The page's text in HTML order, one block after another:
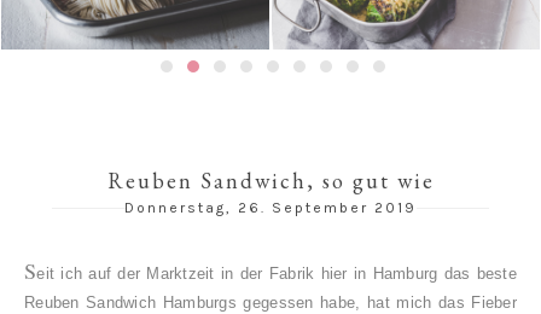
Reuben Sandwich, so gut wie
Donnerstag, 26. September 2019
Seit ich auf der Marktzeit in der Fabrik hier in Hamburg das beste
Reuben Sandwich Hamburgs gegessen habe, hat mich das Fieber